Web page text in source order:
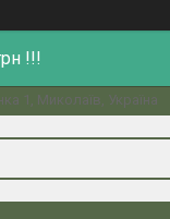
!!!
1, Миколаїв, Україна